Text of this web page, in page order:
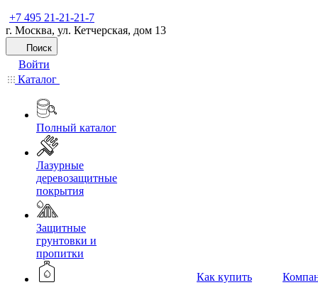
+7 495 21-21-21-7
г. Москва, ул. Кетчерская, дом 13
Поиск
Войти
Каталог
Полный каталог
Лазурные
деревозащитные
покрытия
Защитные
грунтовки и
пропитки
Как купить